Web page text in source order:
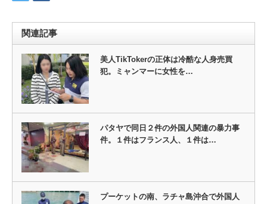
関連記事
美人TikTokerの正体は冷酷な人身売買
犯。ミャンマーに女性を…
パタヤで同日２件の外国人関連の暴力事
件。１件はフランス人、１件は…
プーケットの南、ラチャ島沖合で外国人